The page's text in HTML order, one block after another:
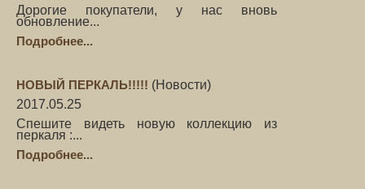
Дорогие покупатели, у нас вновь
обновление...
Подробнее...
НОВЫЙ ПЕРКАЛЬ!!!!! (Новости)
2017.05.25
Спешите видеть новую коллекцию из
перкаля :...
Подробнее...